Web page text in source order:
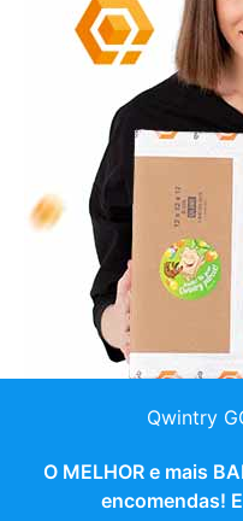
Qwintry
O MELHOR e mais
encomendas!